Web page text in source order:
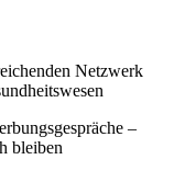
Netzwerk
–
bleiben